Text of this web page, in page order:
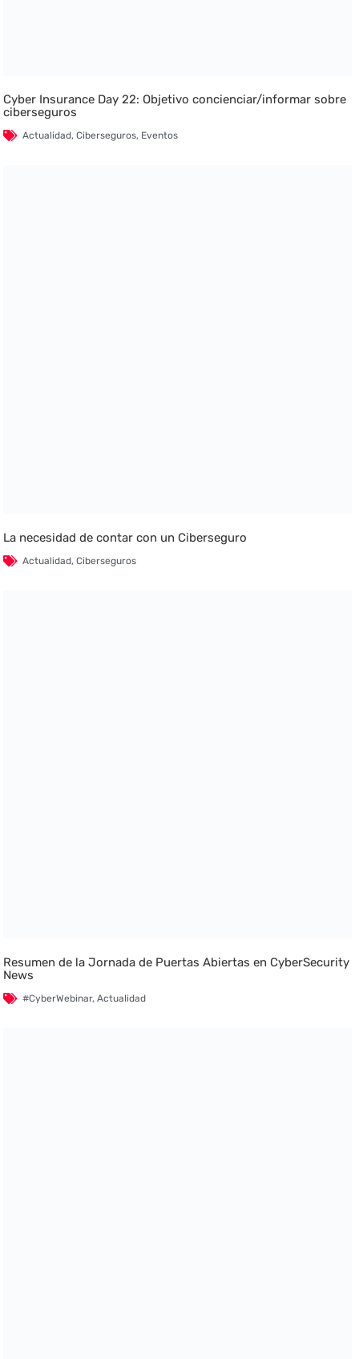
Cyber Insurance Day 22: Objetivo concienciar/informar sobre
ciberseguros
Actualidad,Ciberseguros, Eventos
La necesidad de contar con un Ciberseguro
Actualidad,Ciberseguros
Resumen de la Jornada de Puertas Abiertas en CyberSecurity
News
#CyberWebinar,Actualidad